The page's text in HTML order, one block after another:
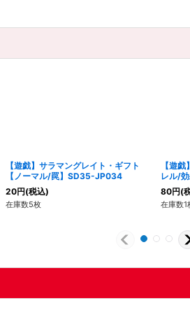
【遊戯】サラマングレイト・ギフト
【ノーマル/罠】SD35-JP034
20円(税込)
在庫数5枚
【遊
レル/
80円(
在庫数1